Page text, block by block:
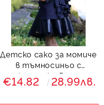
Детско сако за момиче
в тъмносиньо с
къдрички Гери
€14.82 28.99лв.